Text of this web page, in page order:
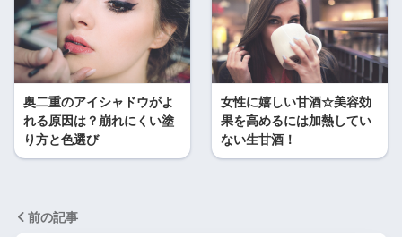
奥二重のアイシャドウがよ
れる原因は？崩れにくい塗
り方と色選び
女性に嬉しい甘酒☆美容効
果を高めるには加熱してい
ない生甘酒！
前の記事